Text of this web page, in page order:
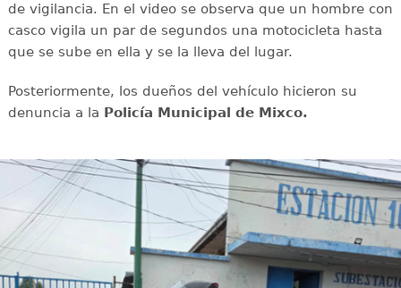
de vigilancia. En el video se observa que un hombre con
casco vigila un par de segundos una motocicleta hasta
que se sube en ella y se la lleva del lugar.
Posteriormente, los dueños del vehículo hicieron su
denuncia a la Policía Municipal de Mixco.